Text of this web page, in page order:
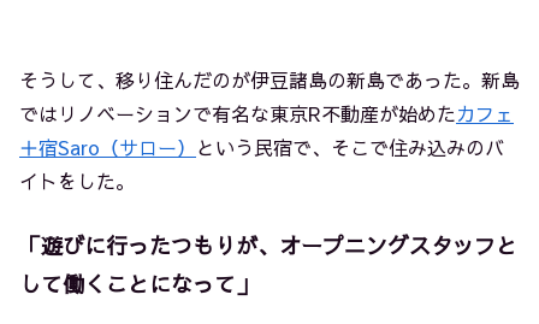
そうして、移り住んだのが伊豆諸島の新島であった。新島
ではリノベーションで有名な東京R不動産が始めたカフェ
＋宿Saro（サロー） という民宿で、そこで住み込みのバ
イトをした。
「遊びに行ったつもりが、オープニングスタッフと
して働くことになって」